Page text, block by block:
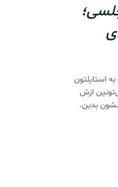
استایلتون
ازش
نشون بدین.